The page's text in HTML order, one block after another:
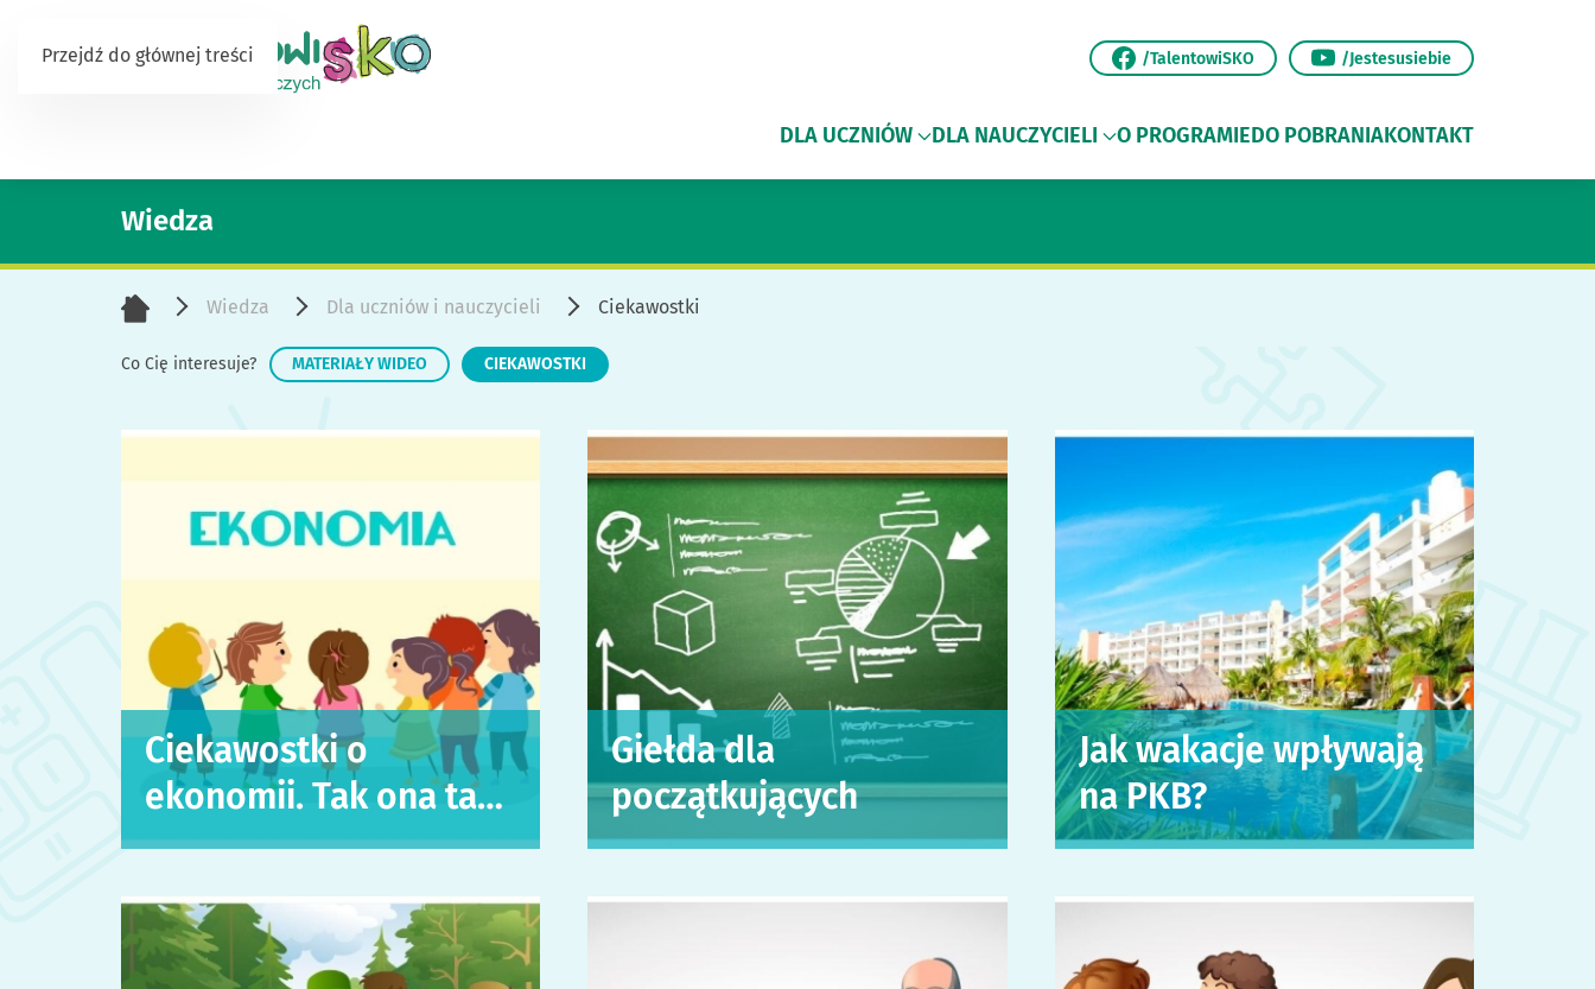
Przejdź do głównej treści /TalentowiSKO /Jestesusiebie
DLA UCZNIÓW DLA NAUCZYCIELI O PROGRAMIEDO POBRANIAKONTAKT
Wiedza
Wiedza Dla uczniów i nauczycieli Ciekawostki
Co Cię interesuje? MATERIAŁY WIDEO CIEKAWOSTKI
Ciekawostki o
ekonomii. Tak ona ta…
Giełda dla
początkujących
Jak wakacje wpływają
na PKB?